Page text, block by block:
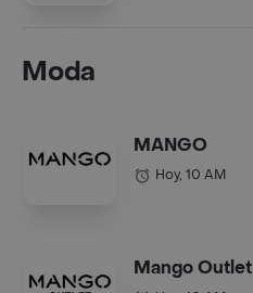
Moda
MANGO
Hoy, 10 AM
Mango Outlet